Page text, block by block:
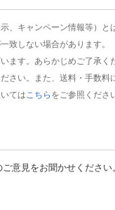
キャンペーン情報等）と
致しない場合があります。
ます。あらかじめご了承く
い。また、送料・手数料
ては こちら をご参照くださ
意見をお聞かせください